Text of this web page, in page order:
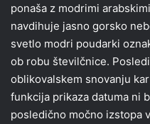
ponaša z modrimi
navdihuje jasno gorsko
svetlo modri poudarki
ob robu številčnice.
oblikovalskem snovanju
funkcija prikaza datuma ni
posledično močno izstopa